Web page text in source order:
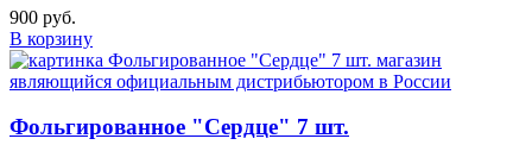
900 руб.
В корзину
Фольгированное "Сердце" 7 шт.